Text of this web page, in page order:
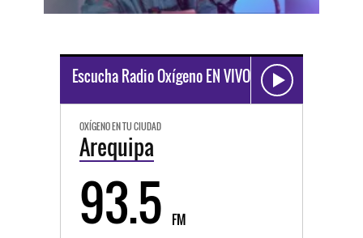
Escucha Radio Oxígeno EN VIVO
OXÍGENO EN TU CIUDAD
Arequipa
93.5 FM